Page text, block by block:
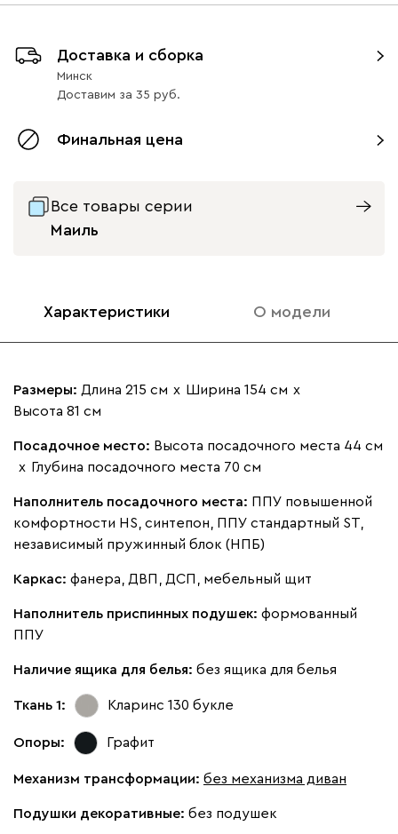
Доставка и сборка
Минск
Доставим за 35
Финальная цена
Все товары серии
Маиль
Характеристики О модели
Размеры: Длина 215 см х Ширина 154 см х
Высота 81 см
Посадочное место: Высота посадочного места 44 см
х Глубина посадочного места 70 см
Наполнитель посадочного места: ППУ повышенной
комфортности HS, синтепон, ППУ стандартный ST,
независимый пружинный блок (НПБ)
Каркас: фанера, ДВП, ДСП, мебельный щит
Наполнитель приспинных подушек: формованный
ППУ
Наличие ящика для белья: без ящика для белья
Ткань 1: Кларинс 130 букле
Опоры: Графит
Механизм трансформации: без механизма диван
Подушки декоративные: без подушек